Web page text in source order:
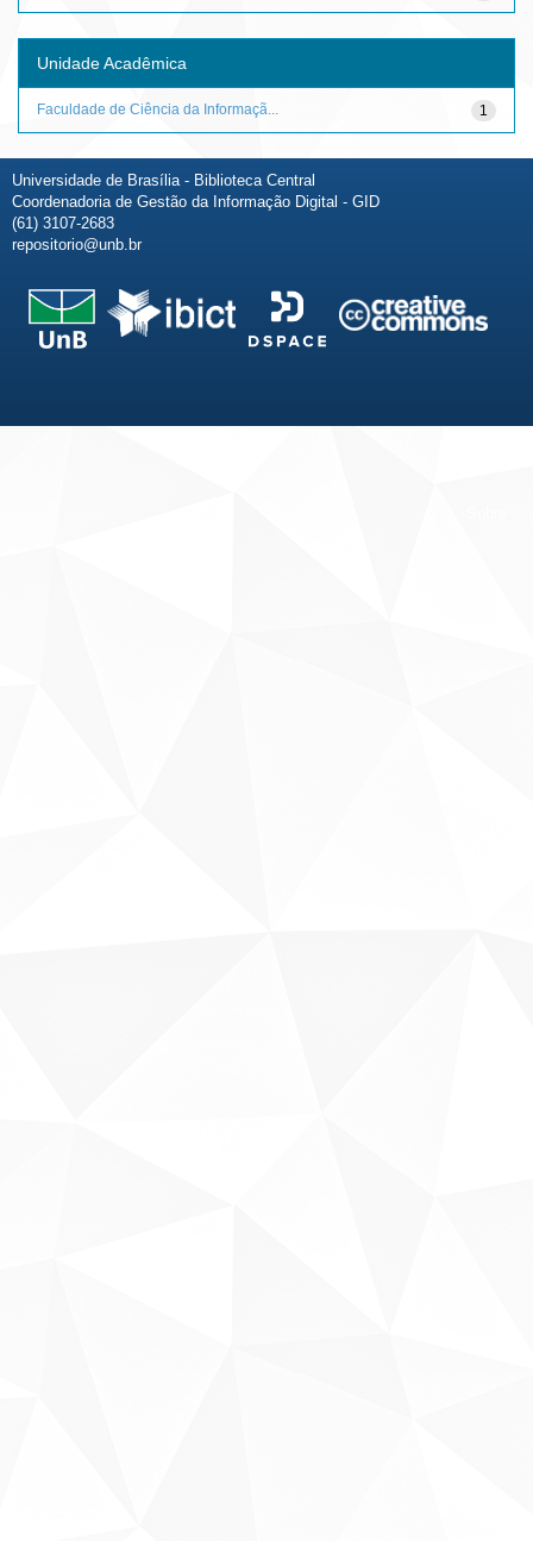
Unidade Acadêmica
1
Faculdade de Ciência da Informaçã...
Universidade de Brasília - Biblioteca Central
Coordenadoria de Gestão da Informação Digital - GID
(61) 3107-2683
repositorio@unb.br